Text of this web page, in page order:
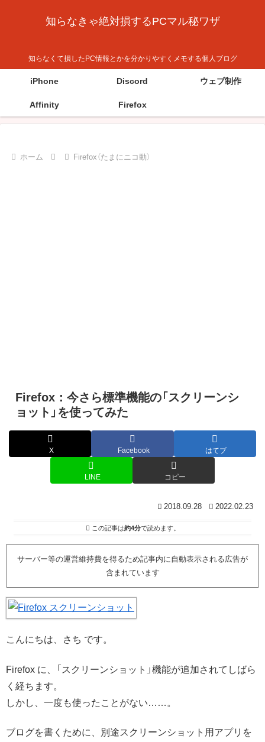
知らなきゃ絶対損するPCマル秘ワザ
知らなくて損したPC情報とかを分かりやすくメモする個人ブログ
iPhone Discord ウェブ制作
Affinity Firefox
ホーム Firefox（たまにニコ動）
Firefox：今さら標準機能の「スクリーンシ
ョット」を使ってみた
X Facebook はてブ
LINE コピー
2018.09.28 2022.02.23
この記事は約4分で読めます。
サーバー等の運営維持費を得るため記事内に自動表示される広告が
含まれています
こんにちは、さち です。
Firefox に、「スクリーンショット」機能が追加されてしばら
く経ちます。
しかし、一度も使ったことがない……。
ブログを書くために、別途スクリーンショット用アプリを